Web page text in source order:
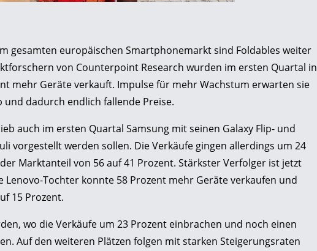
gesamten europäischen Smartphonemarkt sind Foldables weiter
von Counterpoint Research wurden im ersten Quartal in
mehr Geräte verkauft. Impulse für mehr Wachstum erwarten sie
dadurch endlich fallende Preise.
auch im ersten Quartal Samsung mit seinen Galaxy Flip- und
vorgestellt werden sollen. Die Verkäufe gingen allerdings um 24
Marktanteil von 56 auf 41 Prozent. Stärkster Verfolger ist jetzt
Lenovo-Tochter konnte 58 Prozent mehr Geräte verkaufen und
15 Prozent.
wo die Verkäufe um 23 Prozent einbrachen und noch einen
Auf den weiteren Plätzen folgen mit starken Steigerungsraten